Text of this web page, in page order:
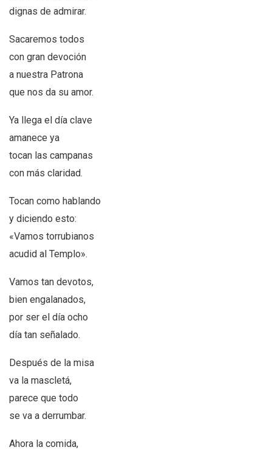
dignas de admirar.
Sacaremos todos
con gran devoción
a nuestra Patrona
que nos da su amor.
Ya llega el día clave
amanece ya
tocan las campanas
con más claridad.
Tocan como hablando
y diciendo esto:
«Vamos torrubianos
acudid al Templo».
Vamos tan devotos,
bien engalanados,
por ser el día ocho
día tan señalado.
Después de la misa
va la mascletá,
parece que todo
se va a derrumbar.
Ahora la comida,